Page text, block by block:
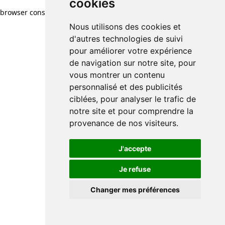
cookies
Nous utilisons des cookies et
d'autres technologies de suivi
pour améliorer votre expérience
de navigation sur notre site, pour
vous montrer un contenu
personnalisé et des publicités
ciblées, pour analyser le trafic de
notre site et pour comprendre la
provenance de nos visiteurs.
J'accepte
Je refuse
Changer mes préférences
browser console for more information)